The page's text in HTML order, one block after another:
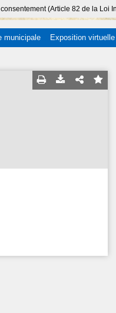
(Article 82 de la Loi
municipale Exposition virtuelle